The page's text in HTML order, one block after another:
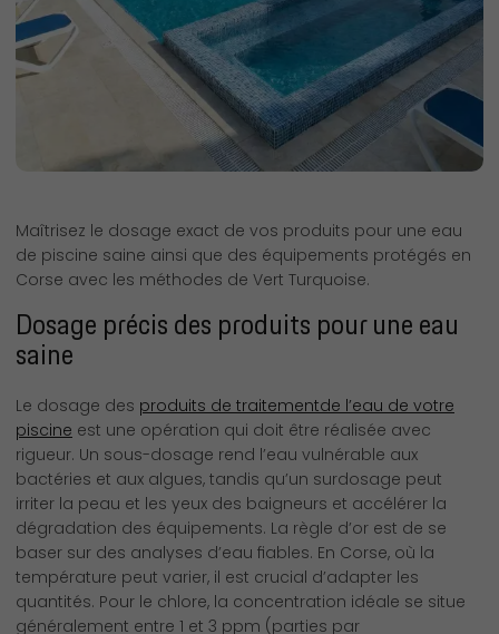
Maîtrisez le dosage exact de vos produits pour une eau
de piscine saine ainsi que des équipements protégés en
Corse avec les méthodes de Vert Turquoise.
Dosage précis des produits pour une eau
saine
Le dosage des produits de traitementde l’eau de votre
piscine est une opération qui doit être réalisée avec
rigueur. Un sous-dosage rend l’eau vulnérable aux
bactéries et aux algues, tandis qu’un surdosage peut
irriter la peau et les yeux des baigneurs et accélérer la
dégradation des équipements. La règle d’or est de se
baser sur des analyses d’eau fiables. En Corse, où la
température peut varier, il est crucial d’adapter les
quantités. Pour le chlore, la concentration idéale se situe
généralement entre 1 et 3 ppm (parties par